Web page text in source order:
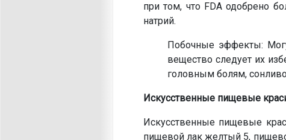
при том, что FDA одобрено
натрий.
Побочные эффекты:
вещество следует их
головным болям,
Искусственные пищевые
Искусственные пищевые
пищевой лак желтый 5,